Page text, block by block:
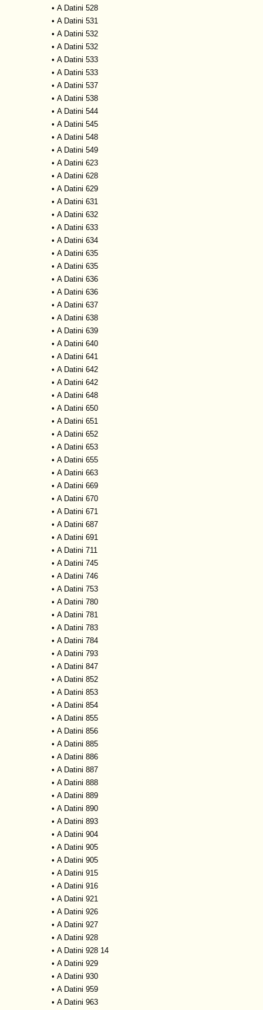
• A Datini 528
• A Datini 531
• A Datini 532
• A Datini 532
• A Datini 533
• A Datini 533
• A Datini 537
• A Datini 538
• A Datini 544
• A Datini 545
• A Datini 548
• A Datini 549
• A Datini 623
• A Datini 628
• A Datini 629
• A Datini 631
• A Datini 632
• A Datini 633
• A Datini 634
• A Datini 635
• A Datini 635
• A Datini 636
• A Datini 636
• A Datini 637
• A Datini 638
• A Datini 639
• A Datini 640
• A Datini 641
• A Datini 642
• A Datini 642
• A Datini 648
• A Datini 650
• A Datini 651
• A Datini 652
• A Datini 653
• A Datini 655
• A Datini 663
• A Datini 669
• A Datini 670
• A Datini 671
• A Datini 687
• A Datini 691
• A Datini 711
• A Datini 745
• A Datini 746
• A Datini 753
• A Datini 780
• A Datini 781
• A Datini 783
• A Datini 784
• A Datini 793
• A Datini 847
• A Datini 852
• A Datini 853
• A Datini 854
• A Datini 855
• A Datini 856
• A Datini 885
• A Datini 886
• A Datini 887
• A Datini 888
• A Datini 889
• A Datini 890
• A Datini 893
• A Datini 904
• A Datini 905
• A Datini 905
• A Datini 915
• A Datini 916
• A Datini 921
• A Datini 926
• A Datini 927
• A Datini 928
• A Datini 928 14
• A Datini 929
• A Datini 930
• A Datini 959
• A Datini 963